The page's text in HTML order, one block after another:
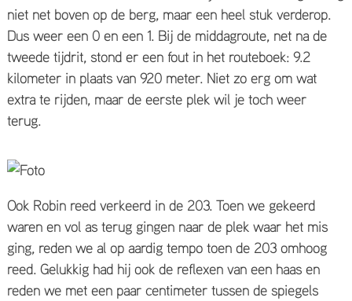
niet net boven op de berg, maar een heel stuk verderop.
Dus weer een 0 en een 1. Bij de middagroute, net na de
tweede tijdrit, stond er een fout in het routeboek: 9.2
kilometer in plaats van 920 meter. Niet zo erg om wat
extra te rijden, maar de eerste plek wil je toch weer
terug.
​Ook Robin reed verkeerd in de 203. Toen we gekeerd
waren en vol as terug gingen naar de plek waar het mis
ging, reden we al op aardig tempo toen de 203 omhoog
reed. Gelukkig had hij ook de reflexen van een haas en
reden we met een paar centimeter tussen de spiegels